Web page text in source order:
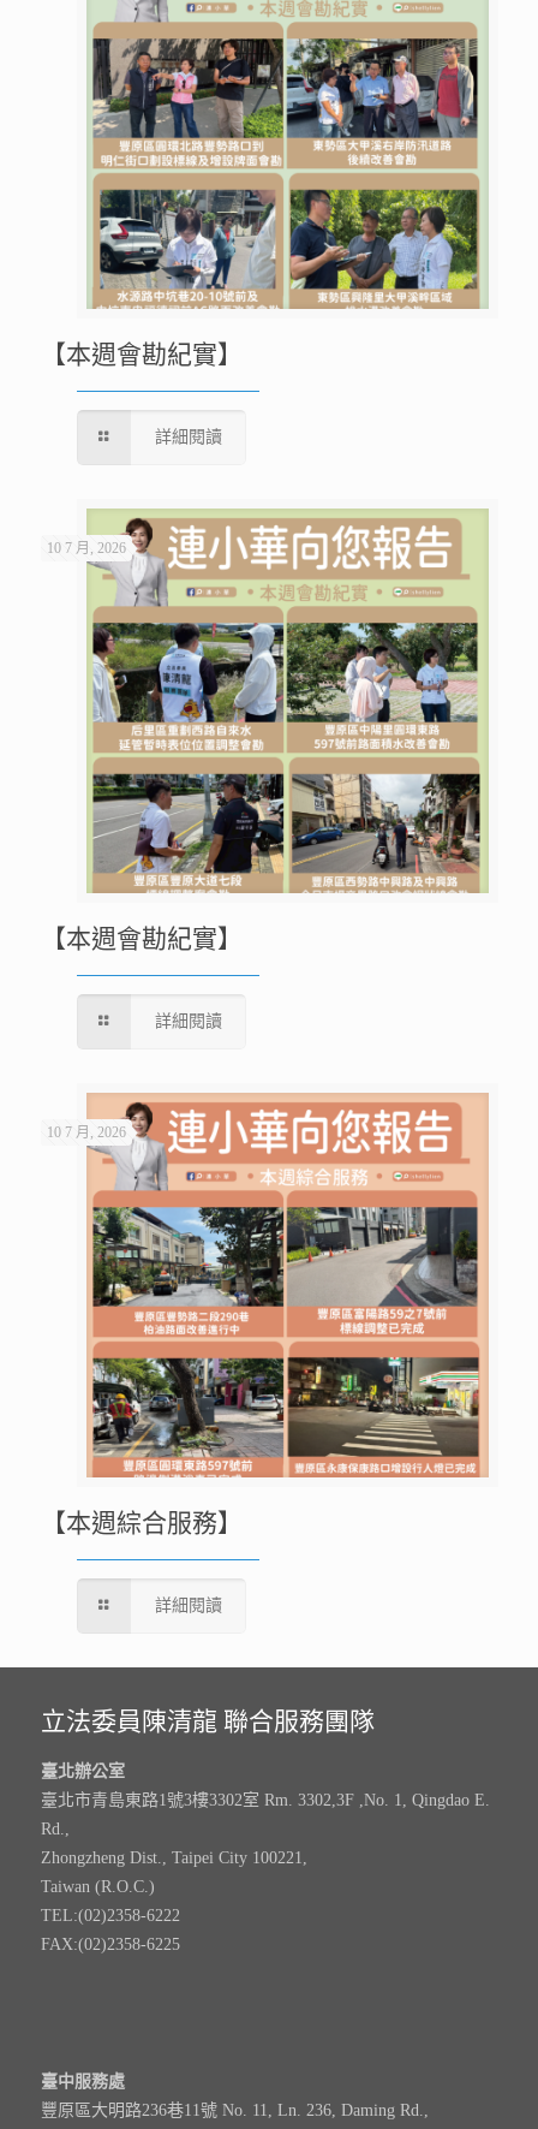
【本週會勘紀實】
詳細閱讀
10 7 月, 2026
【本週會勘紀實】
詳細閱讀
10 7 月, 2026
【本週綜合服務】
詳細閱讀
立法委員陳清龍 聯合服務團隊
臺北辦公室
臺北市青島東路1號3樓3302室 Rm. 3302,3F ,No. 1, Qingdao E.
Rd.,
Zhongzheng Dist., Taipei City 100221,
Taiwan (R.O.C.)
TEL:(02)2358-6222
FAX:(02)2358-6225
臺中服務處
豐原區大明路236巷11號 No. 11, Ln. 236, Daming Rd.,